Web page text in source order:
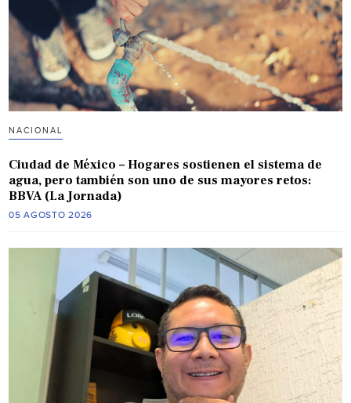
NACIONAL
Ciudad de México – Hogares sostienen el sistema de
agua, pero también son uno de sus mayores retos:
BBVA (La Jornada)
05 AGOSTO 2026